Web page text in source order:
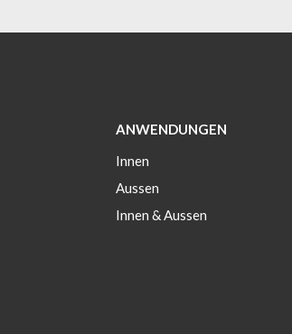
ANWENDUNGEN
Innen
Aussen
Innen & Aussen